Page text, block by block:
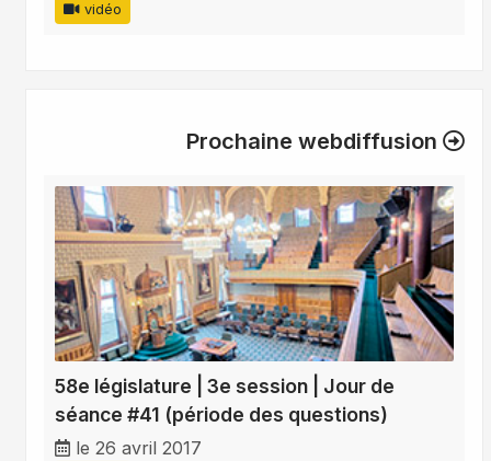
vidéo
Prochaine webdiffusion
58e législature | 3e session | Jour de
séance #41 (période des questions)
le 26 avril 2017